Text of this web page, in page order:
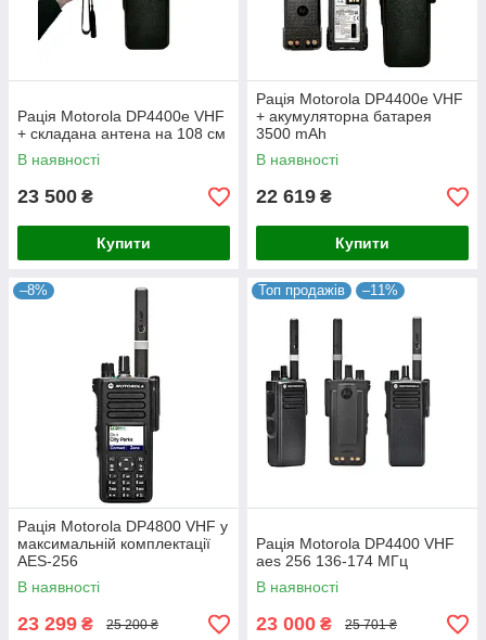
Рація Motorola DP4400e VHF
+ складана антена на 108 см
В наявності
23 500 ₴
Купити
Рація Motorola DP4400e VHF
+ акумуляторна батарея
3500 mAh
В наявності
22 619 ₴
Купити
–8%
Рація Motorola DP4800 VHF у
максимальній комплектації
AES-256
В наявності
23 299 ₴ 25 200 ₴
Топ продажів –11%
Рація Motorola DP4400 VHF
aes 256 136-174 МГц
В наявності
23 000 ₴ 25 701 ₴